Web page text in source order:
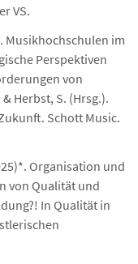
VS.
Musikhochschulen im
Perspektiven
von
Herbst, S. (Hrsg.).
Schott Music.
Organisation und
von Qualität und
In Qualität in